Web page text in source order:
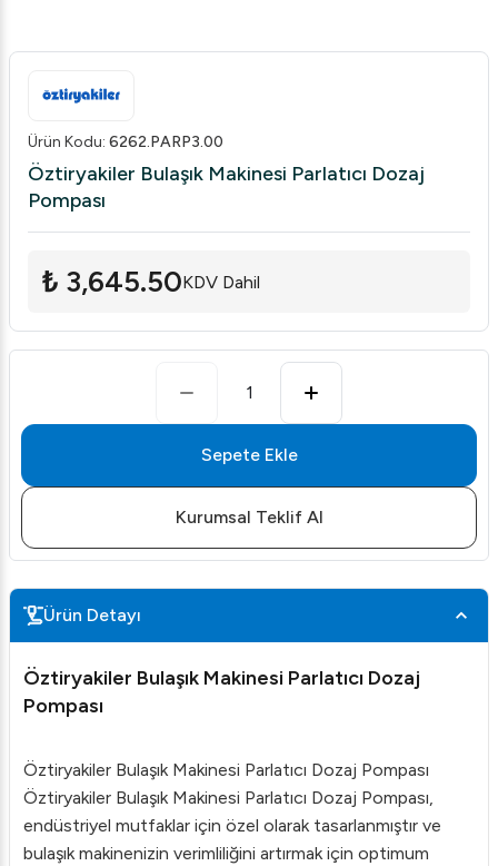
Ürün Kodu: 6262.PARP3.00
Öztiryakiler Bulaşık Makinesi Parlatıcı Dozaj
Pompası
₺ 3,645.50KDV Dahil
1
Sepete Ekle
Kurumsal Teklif Al
Ürün Detayı
Öztiryakiler Bulaşık Makinesi Parlatıcı Dozaj
Pompası
Öztiryakiler Bulaşık Makinesi Parlatıcı Dozaj Pompası
Öztiryakiler Bulaşık Makinesi Parlatıcı Dozaj Pompası,
endüstriyel mutfaklar için özel olarak tasarlanmıştır ve
bulaşık makinenizin verimliliğini artırmak için optimum